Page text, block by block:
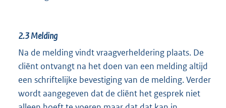
2.3Melding
Na de melding vindt vraagverheldering plaats. De
cliënt ontvangt na het doen van een melding altijd
een schriftelijke bevestiging van de melding. Verder
wordt aangegeven dat de cliënt het gesprek niet